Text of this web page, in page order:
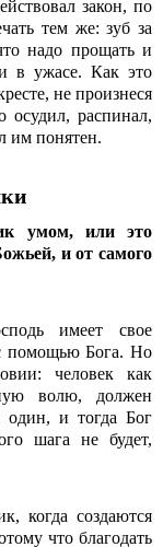
закон, по
тем же: зуб за
надо прощать и
в ужасе. Как это
не произнеся
осудил, распинал,
им понятен.
умом, или это
и от самого
имеет свое
помощью Бога. Но
человек как
волю, должен
один, и тогда Бог
шага не будет,
когда создаются
что благодать